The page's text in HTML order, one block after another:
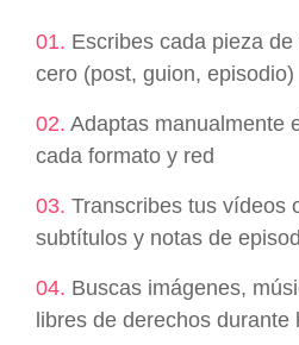
01. Escribes cada pieza
cero (post, guion, episodio)
02. Adaptas manualmente
cada formato y red
03. Transcribes tus vídeos
subtítulos y notas de
04. Buscas imágenes,
libres de derechos durante